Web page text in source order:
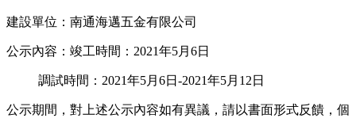
建設單位：南通海邁五金有限公司
公示內容：竣工時間：2021年5月6日
調試時間：2021年5月6日-2021年5月12日
公示期間，對上述公示內容如有異議，請以書面形式反饋，個